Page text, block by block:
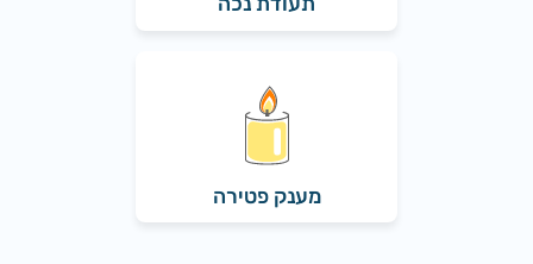
מענק פטירה